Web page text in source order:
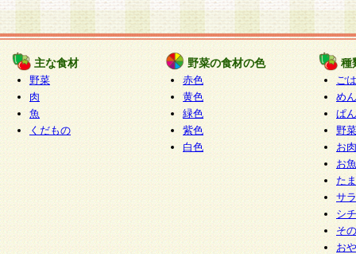
個人情報の取り扱いを外部に委託する場合は、
情報管理基準を満たす企業を選定して委託を行
が行われるよう監督します。
○開示対象個人情報の開示等および問い合わせ窓口
本人からの求めにより、当社が本件により取得
報の利用目的の通知・開示・内容の訂正・追加
停止・消去及び第三者への提供の禁止（以下、
といいます。）に応じます。
開示等に応じる窓口は以下になります。
ぱくすく食堂個人情報お客様相談窓口 paku-
m
個人情報を与えることは任意ですが、個人情報
主な食材
野菜
肉
魚
くだもの
野菜の食材の色
赤色
黄色
緑色
紫色
白色
種
ご
めん
ぱん
野
お
お
た
サ
シ
そ
お